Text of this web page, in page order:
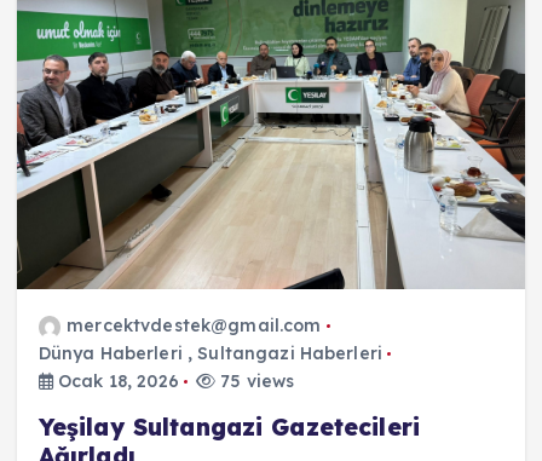
mercektvdestek@gmail.com
Dünya Haberleri ,Sultangazi Haberleri
Ocak 18, 2026
75 views
Yeşilay Sultangazi Gazetecileri